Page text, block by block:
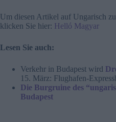
Um diesen Artikel auf Ungarisch
klicken Sie hier: Helló Magyar
Lesen Sie auch:
Verkehr in Budapest wird
15. März: Flughafen-
Die Burgruine des
Budapest